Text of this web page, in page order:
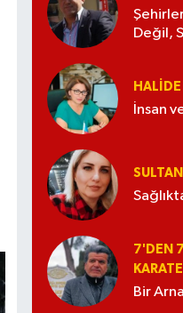
Değil,
İnsan
7'DEN
Bir